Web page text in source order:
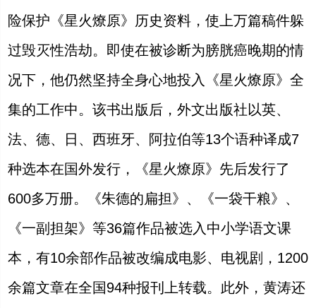
险保护《星火燎原》历史资料，使上万篇稿件躲
过毁灭性浩劫。即使在被诊断为膀胱癌晚期的情
况下，他仍然坚持全身心地投入《星火燎原》全
集的工作中。该书出版后，外文出版社以英、
法、德、日、西班牙、阿拉伯等13个语种译成7
种选本在国外发行，《星火燎原》先后发行了
600多万册。《朱德的扁担》、《一袋干粮》、
《一副担架》等36篇作品被选入中小学语文课
本，有10余部作品被改编成电影、电视剧， 1200
余篇文章在全国94种报刊上转载。此外，黄涛还